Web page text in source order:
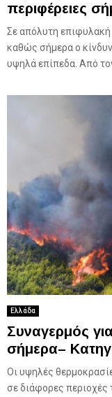
περιφέρειες
Σε απόλυτη επιφυλακή
καθώς σήμερα ο
υψηλά επίπεδα. Από
Ελλάδα
Συναγερμός
σήμερα–
Οι υψηλές
σε διάφορες περιοχές